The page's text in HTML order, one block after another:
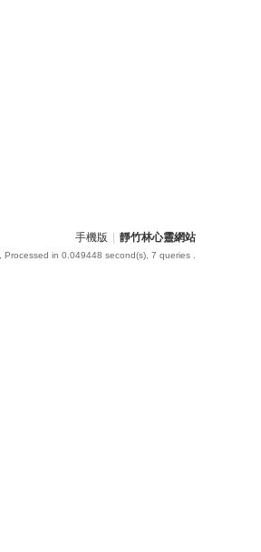
手機版 靜竹林心靈網站
, Processed in 0.049448 second(s), 7 queries .